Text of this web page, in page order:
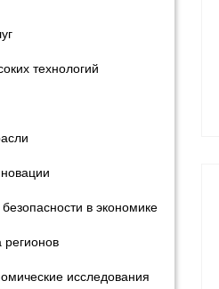
технологий
в экономике
регионов
исследования